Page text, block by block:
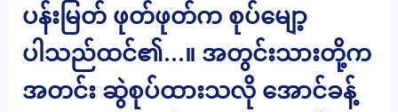
ပန်းမြတ် ဖုတ်ဖုတ်က စုပ်မျော့
ပါသည်ထင်၏…။ အတွင်းသားတို့က
အတင်း ဆွဲစုပ်ထားသလို အောင်ခန့်